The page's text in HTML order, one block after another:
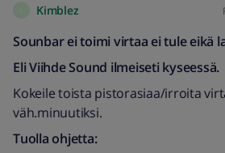
Kimblez
Sounbar ei toimi virtaa ei tule eikä
Eli Viihde Sound ilmeiseti kyseessä.
Kokeile toista pistorasiaa/irroita
väh.minuutiksi.
Tuolla ohjetta: